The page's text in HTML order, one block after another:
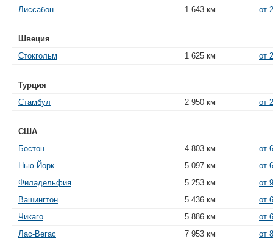
Лиссабон
1 643 км от
Швеция
Стокгольм
1 625 км от
Турция
Стамбул
2 950 км от
США
Бостон
4 803 км
от
Нью-Йорк
5 097 км
от
Филадельфия
5 253 км
от
Вашингтон
5 436 км
от
Чикаго
5 886 км
от
Лас-Вегас
7 953 км
от